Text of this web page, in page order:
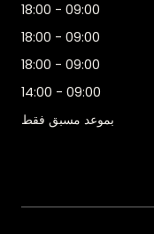
09:00 - 18:00
09:00 - 18:00
09:00 - 18:00
09:00 - 14:00
بموعد مسبق فقط